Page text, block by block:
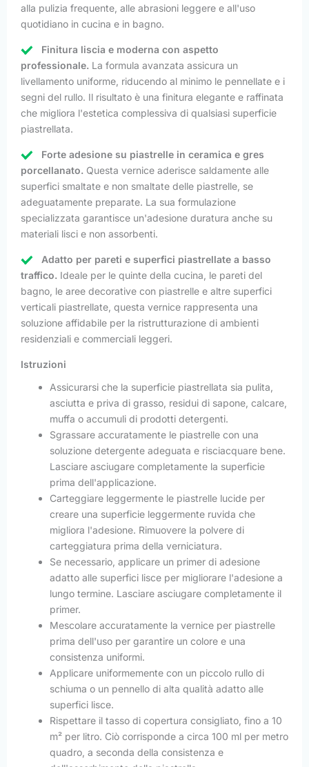
alla pulizia frequente, alle abrasioni leggere e all'uso
quotidiano in cucina e in bagno.
Finitura liscia e moderna con aspetto
professionale. La formula avanzata assicura un
livellamento uniforme, riducendo al minimo le pennellate e i
segni del rullo. Il risultato è una finitura elegante e raffinata
che migliora l'estetica complessiva di qualsiasi superficie
piastrellata.
Forte adesione su piastrelle in ceramica e gres
porcellanato. Questa vernice aderisce saldamente alle
superfici smaltate e non smaltate delle piastrelle, se
adeguatamente preparate. La sua formulazione
specializzata garantisce un'adesione duratura anche su
materiali lisci e non assorbenti.
Adatto per pareti e superfici piastrellate a basso
traffico. Ideale per le quinte della cucina, le pareti del
bagno, le aree decorative con piastrelle e altre superfici
verticali piastrellate, questa vernice rappresenta una
soluzione affidabile per la ristrutturazione di ambienti
residenziali e commerciali leggeri.
Istruzioni
Assicurarsi che la superficie piastrellata sia pulita,
asciutta e priva di grasso, residui di sapone, calcare,
muffa o accumuli di prodotti detergenti.
Sgrassare accuratamente le piastrelle con una
soluzione detergente adeguata e risciacquare bene.
Lasciare asciugare completamente la superficie
prima dell'applicazione.
Carteggiare leggermente le piastrelle lucide per
creare una superficie leggermente ruvida che
migliora l'adesione. Rimuovere la polvere di
carteggiatura prima della verniciatura.
Se necessario, applicare un primer di adesione
adatto alle superfici lisce per migliorare l'adesione a
lungo termine. Lasciare asciugare completamente il
primer.
Mescolare accuratamente la vernice per piastrelle
prima dell'uso per garantire un colore e una
consistenza uniformi.
Applicare uniformemente con un piccolo rullo di
schiuma o un pennello di alta qualità adatto alle
superfici lisce.
Rispettare il tasso di copertura consigliato, fino a 10
m² per litro. Ciò corrisponde a circa 100 ml per metro
quadro, a seconda della consistenza e